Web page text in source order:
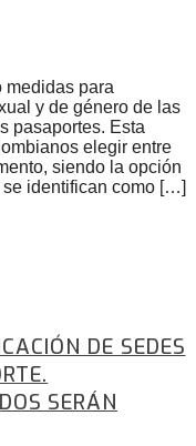
medidas para
y de género de las
pasaportes. Esta
elegir entre
siendo la opción
se identifican como […]
DE SEDES
SERÁN